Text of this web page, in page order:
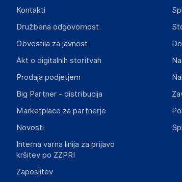
Produktni dokumenti z opozorili ter
izdelkom.
Kontakti
Družbena odgovornost
Obvestila za javnost
Akt o digitalnih storitvah
Prodaja podjetjem
Big Partner - distribucija
Marketplace za partnerje
Novosti
Interna varna linija za prijavo
kršitev po ZZPRI
Zaposlitev